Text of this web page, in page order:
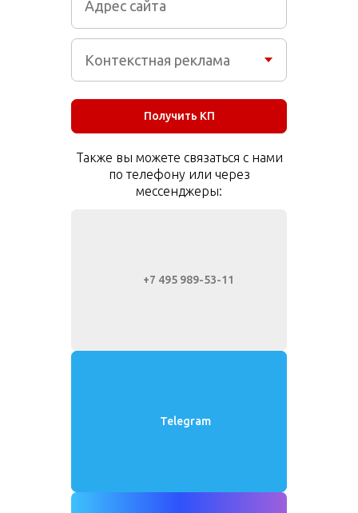
Получить КП
Также вы можете связаться с нами
по телефону или через
мессенджеры:
+7 495 989-53-11
Telegram